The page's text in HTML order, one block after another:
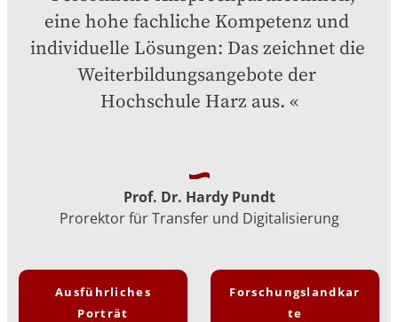
eine hohe fachliche Kompetenz und
individuelle Lösungen: Das zeichnet die
Weiterbildungsangebote der
Hochschule Harz aus.
Prof. Dr. Hardy Pundt
Prorektor für Transfer und Digitalisierung
Ausführliches
Porträt
Forschungslandkar
te